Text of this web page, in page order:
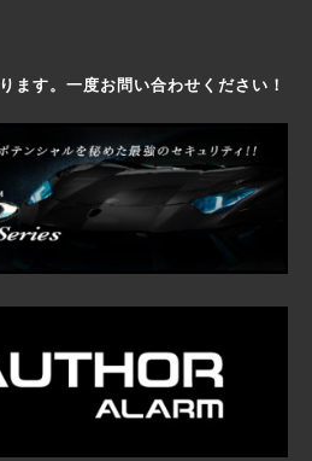
ます。一度お問い合わせください！